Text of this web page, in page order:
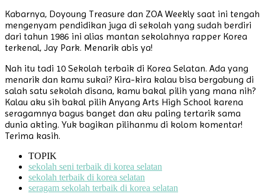
Kabarnya, Doyoung Treasure dan ZOA Weekly saat ini tengah
mengenyam pendidikan juga di sekolah yang sudah berdiri
dari tahun 1986 ini alias mantan sekolahnya rapper Korea
terkenal, Jay Park. Menarik abis ya!
Nah itu tadi 10 Sekolah terbaik di Korea Selatan. Ada yang
menarik dan kamu sukai? Kira-kira kalau bisa bergabung di
salah satu sekolah disana, kamu bakal pilih yang mana nih?
Kalau aku sih bakal pilih Anyang Arts High School karena
seragamnya bagus banget dan aku paling tertarik sama
dunia akting. Yuk bagikan pilihanmu di kolom komentar!
Terima kasih.
TOPIK
sekolah seni terbaik di korea selatan
sekolah terbaik di korea selatan
seragam sekolah terbaik di korea selatan